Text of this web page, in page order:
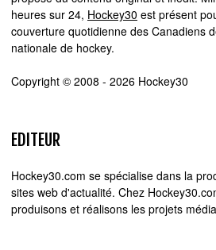
heures sur 24, Hockey30 est présent
couverture quotidienne des Canadiens
nationale de hockey.
Copyright © 2008 - 2026 Hockey30
EDITEUR
Hockey30.com se spécialise dans la
sites web d'actualité. Chez
produisons et réalisons les projets